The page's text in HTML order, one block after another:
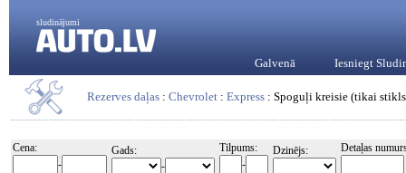
sludinājumi
Galvenā Iesniegt
Rezerves daļas : Chevrolet : Express : Spoguļi kreisie (tikai
Cena:
-
Gads:
-
Tilpums:
-
Dzinējs: Detaļas